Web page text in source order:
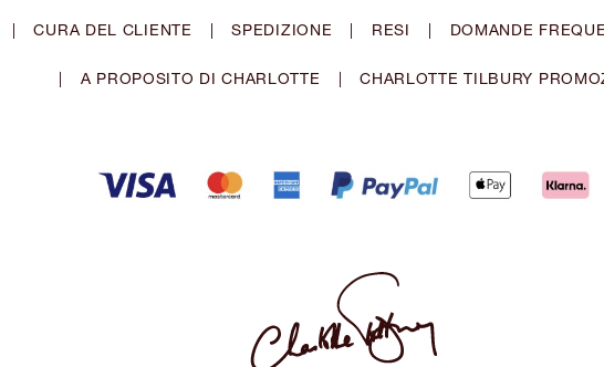
| CURA DEL CLIENTE | SPEDIZIONE | RESI | DOMANDE
| A PROPOSITO DI CHARLOTTE | CHARLOTTE TILBURY